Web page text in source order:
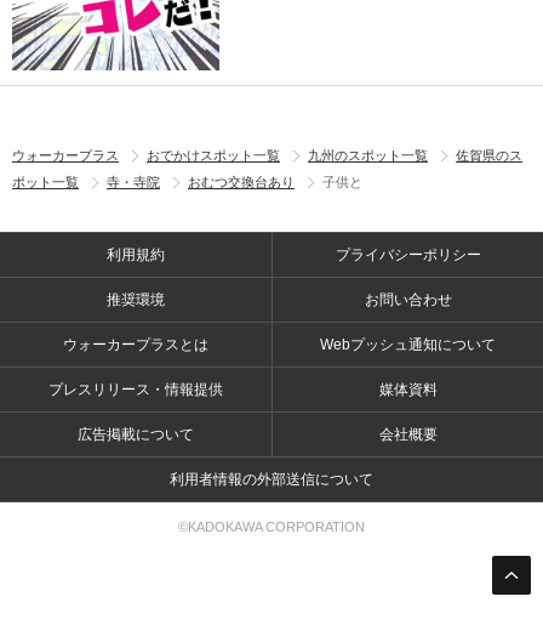
ウォーカープラス おでかけスポット一覧 九州のスポット一覧
佐賀県のス
ポット一覧
寺・寺院 おむつ交換台あり 子供と
利用規約 プライバシーポリシー
推奨環境 お問い合わせ
ウォーカープラスとは Webプッシュ通知について
プレスリリース・情報提供 媒体資料
広告掲載について 会社概要
利用者情報の外部送信について
©KADOKAWA CORPORATION